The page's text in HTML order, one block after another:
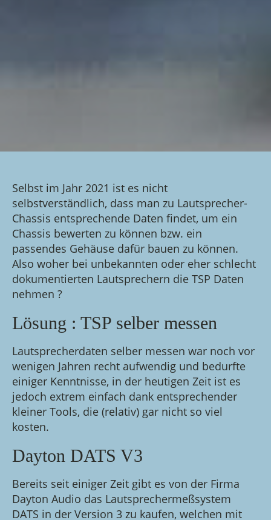
Selbst im Jahr 2021 ist es nicht
selbstverständlich, dass man zu Lautsprecher-
Chassis entsprechende Daten findet, um ein
Chassis bewerten zu können bzw. ein
passendes Gehäuse dafür bauen zu können.
Also woher bei unbekannten oder eher schlecht
dokumentierten Lautsprechern die TSP Daten
nehmen ?
Lösung : TSP selber messen
Lautsprecherdaten selber messen war noch vor
wenigen Jahren recht aufwendig und bedurfte
einiger Kenntnisse, in der heutigen Zeit ist es
jedoch extrem einfach dank entsprechender
kleiner Tools, die (relativ) gar nicht so viel
kosten.
Dayton DATS V3
Bereits seit einiger Zeit gibt es von der Firma
Dayton Audio das Lautsprechermeßsystem
DATS in der Version 3 zu kaufen, welchen mit